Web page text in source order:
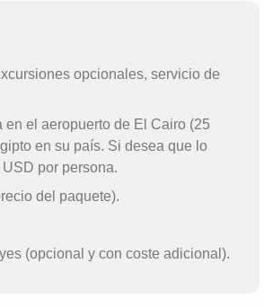
opcionales, servicio de
el aeropuerto de El Cairo (25
en su país. Si desea que lo
por persona.
del paquete).
(opcional y con coste adicional).